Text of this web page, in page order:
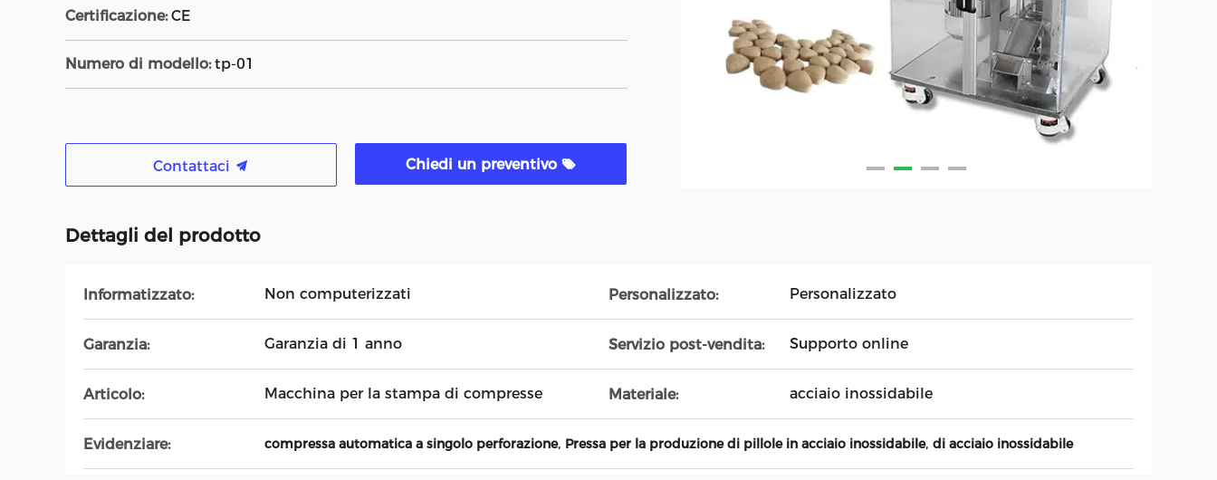
Certificazione: CE
Numero di modello: tp-01
Contattaci Chiedi un preventivo
Dettagli del prodotto
Informatizzato: Non computerizzati Personalizzato: Personalizzato
Garanzia: Garanzia di 1 anno Servizio post-vendita: Supporto online
Articolo: Macchina per la stampa di compresse Materiale: acciaio inossidabile
Evidenziare: compressa automatica a singolo perforazione, Pressa per la produzione di pillole in acciaio inossidabile, di acciaio inossidabile